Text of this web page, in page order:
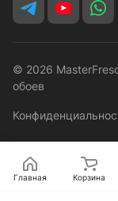
© 2026
обоев
Главная Корзина